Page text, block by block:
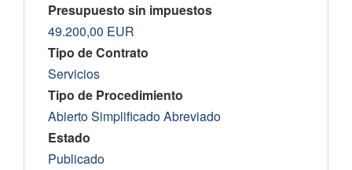
Presupuesto sin impuestos
49.200,00 EUR
Tipo de Contrato
Servicios
Tipo de Procedimiento
Abierto Simplificado Abreviado
Estado
Publicado